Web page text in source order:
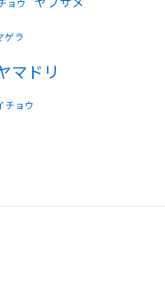
ョウ
ゲラ
マドリ
チョウ